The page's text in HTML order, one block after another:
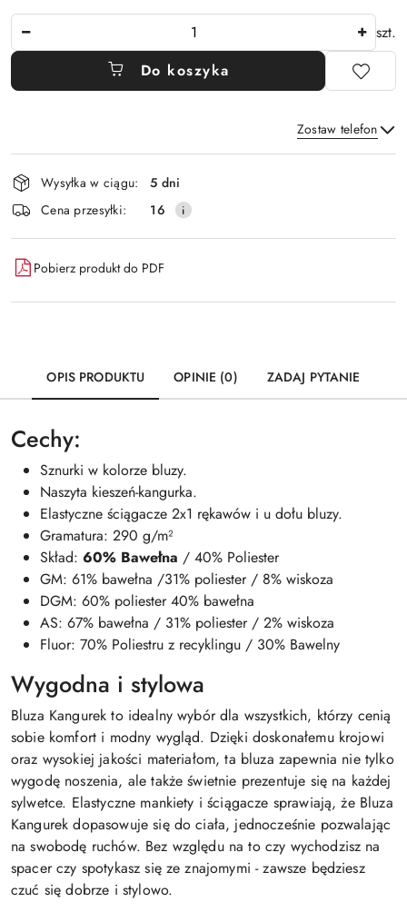
szt.
Do koszyka
Zostaw telefon
Wyślij
Dostępność
i
dostawa
Wysyłka w ciągu:
5 dni
Cena przesyłki:
16
Pobierz produkt do PDF
OPIS PRODUKTU OPINIE (0) ZADAJ PYTANIE
Cechy:
Sznurki w kolorze bluzy.
Naszyta kieszeń-kangurka.
Elastyczne ściągacze 2x1 rękawów i u dołu bluzy.
Gramatura: 290 g/m²
Skład: 60% Bawełna / 40% Poliester
GM: 61% bawełna /31% poliester / 8% wiskoza
DGM: 60% poliester 40% bawełna
AS: 67% bawełna / 31% poliester / 2% wiskoza
Fluor: 70% Poliestru z recyklingu / 30% Bawelny
Wygodna i stylowa
Bluza Kangurek to idealny wybór dla wszystkich, którzy cenią
sobie komfort i modny wygląd. Dzięki doskonałemu krojowi
oraz wysokiej jakości materiałom, ta bluza zapewnia nie tylko
wygodę noszenia, ale także świetnie prezentuje się na każdej
sylwetce. Elastyczne mankiety i ściągacze sprawiają, że Bluza
Kangurek dopasowuje się do ciała, jednocześnie pozwalając
na swobodę ruchów. Bez względu na to czy wychodzisz na
spacer czy spotykasz się ze znajomymi - zawsze będziesz
czuć się dobrze i stylowo.